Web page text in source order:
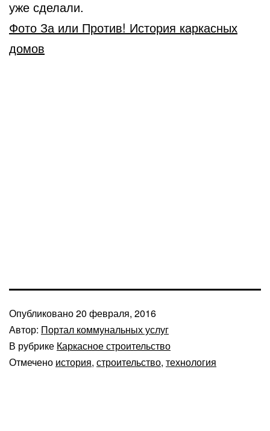
уже сделали.
Фото За или Против! История каркасных
домов
Опубликовано20 февраля, 2016
Автор: Портал коммунальных услуг
В рубрике Каркасное строительство
Отмечено история, строительство, технология